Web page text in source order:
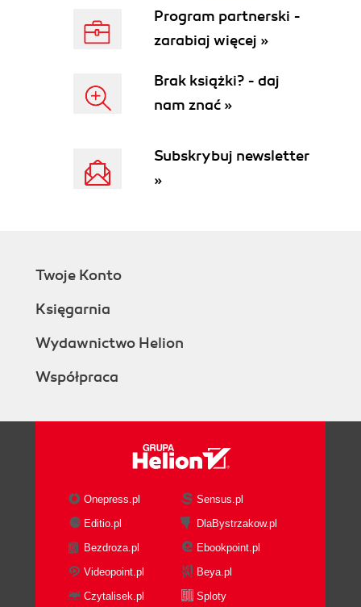
Program partnerski -
zarabiaj więcej »
Brak książki? - daj
nam znać »
Subskrybuj newsletter
»
Twoje Konto
Księgarnia
Wydawnictwo Helion
Współpraca
Onepress.pl
Sensus.pl
Editio.pl
DlaBystrzakow.pl
Bezdroza.pl
Ebookpoint.pl
Videopoint.pl
Beya.pl
Czytalisek.pl
Sploty